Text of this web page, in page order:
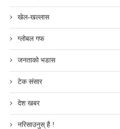
खेल-खल्लास
ग्लोबल गफ
जनताको भडास
टेक संसार
देश खबर
नरिसाउनुस् है !